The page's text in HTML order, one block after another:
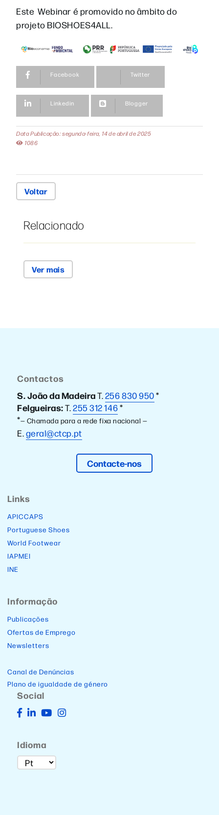
Este Webinar é promovido no âmbito do
projeto BIOSHOES4ALL.
Facebook Twitter
Linkedin Blogger
Data Publicação: segunda-feira, 14 de abril de 2025
1086
Voltar
Relacionado
Ver mais
Contactos
S. João da MadeiraT.256 830 950*
Felgueiras:T.255 312 146*
*— Chamada para a rede fixa nacional —
E.geral@ctcp.pt
Contacte-nos
Links
APICCAPS
Portuguese Shoes
World Footwear
IAPMEI
INE
Informação
Publicações
Ofertas de Emprego
Newsletters
Canal de Denúncias
Plano de igualdade de género
Social
Idioma